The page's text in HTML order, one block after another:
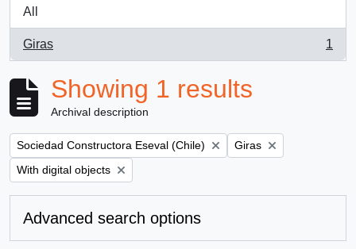
All
Giras
, 1 results
1
Showing 1 results
Archival description
Remove filter:
Sociedad Constructora Eseval (Chile) Remove filter:
Giras
Remove filter:
With digital objects
Advanced search options